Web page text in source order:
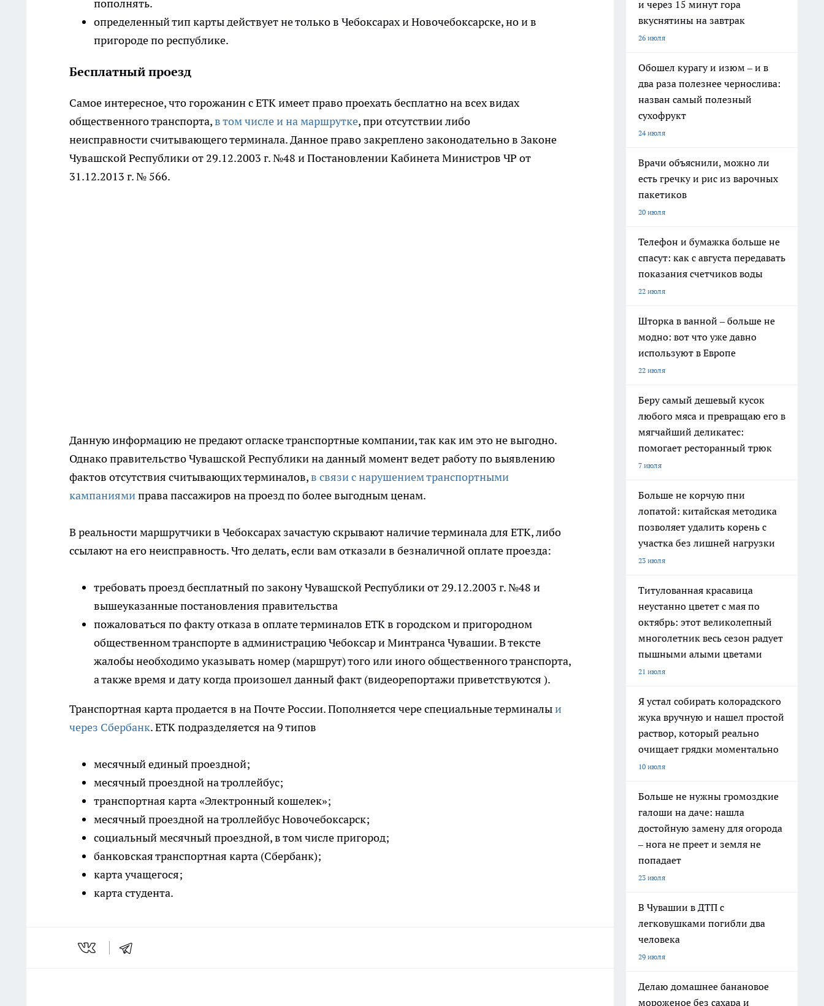
пополнять.
определенный тип карты действует не только в Чебоксарах и Новочебоксарске, но и в
пригороде по республике.
Бесплатный проезд
Самое интересное, что горожанин с ЕТК имеет право проехать бесплатно на всех видах
общественного транспорта,в том числе и на маршрутке, при отсутствии либо
неисправности считывающего терминала. Данное право закреплено законодательно в Законе
Чувашской Республики от 29.12.2003 г. №48 и Постановлении Кабинета Министров ЧР от
31.12.2013 г. № 566.
Данную информацию не предают огласке транспортные компании, так как им это не выгодно.
Однако правительство Чувашской Республики на данный момент ведет работу по выявлению
фактов отсутствия считывающих терминалов,в связи с нарушением транспортными
кампаниямиправа пассажиров на проезд по более выгодным ценам.
В реальности маршрутчики в Чебоксарах зачастую скрывают наличие терминала для ЕТК, либо
ссылают на его неисправность. Что делать, если вам отказали в безналичной оплате проезда:
требовать проезд бесплатный по закону Чувашской Республики от 29.12.2003 г. №48 и
вышеуказанные постановления правительства
пожаловаться по факту отказа в оплате терминалов ЕТК в городском и пригородном
общественном транспорте в администрацию Чебоксар и Минтранса Чувашии. В тексте
жалобы необходимо указывать номер (маршрут) того или иного общественного транспорта,
а также время и дату когда произошел данный факт (видеорепортажи приветствуются ).
Транспортная карта продается в на Почте России. Пополняется чере специальные терминалыи
через Сбербанк. ЕТК подразделяется на 9 типов
месячный единый проездной;
месячный проездной на троллейбус;
транспортная карта «Электронный кошелек»;
месячный проездной на троллейбус Новочебоксарск;
социальный месячный проездной, в том числе пригород;
банковская транспортная карта (Сбербанк);
карта учащегося;
карта студента.
и через 15 минут гора
вкуснятины на завтрак
26 июля
Обошел курагу и изюм – и в
два раза полезнее чернослива:
назван самый полезный
сухофрукт
24 июля
Врачи объяснили, можно ли
есть гречку и рис из варочных
пакетиков
20 июля
Телефон и бумажка больше не
спасут: как с августа передавать
показания счетчиков воды
22 июля
Шторка в ванной – больше не
модно: вот что уже давно
используют в Европе
22 июля
Беру самый дешевый кусок
любого мяса и превращаю его в
мягчайший деликатес:
помогает ресторанный трюк
7 июля
Больше не корчую пни
лопатой: китайская методика
позволяет удалить корень с
участка без лишней нагрузки
23 июля
Титулованная красавица
неустанно цветет с мая по
октябрь: этот великолепный
многолетник весь сезон радует
пышными алыми цветами
21 июля
Я устал собирать колорадского
жука вручную и нашел простой
раствор, который реально
очищает грядки моментально
10 июля
Больше не нужны громоздкие
галоши на даче: нашла
достойную замену для огорода
– нога не преет и земля не
попадает
23 июля
В Чувашии в ДТП с
легковушками погибли два
человека
29 июля
Делаю домашнее банановое
мороженое без сахара и